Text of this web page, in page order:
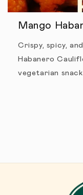
Mango
Crispy, spicy,
Habanero
vegetarian